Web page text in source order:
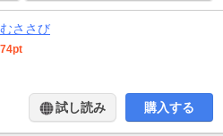
ささび
試し読み 購入する